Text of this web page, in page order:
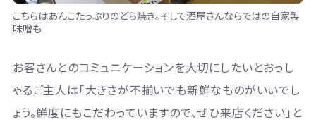
こちらはあんこたっぷりのどら焼き。そして酒屋さんならではの自家製
味噌も
お客さんとのコミュニケーションを大切にしたいとおっし
ゃるご主人は「大きさが不揃いでも新鮮なものがいいでし
ょう。鮮度にもこだわっていますので、ぜひ来店ください」と